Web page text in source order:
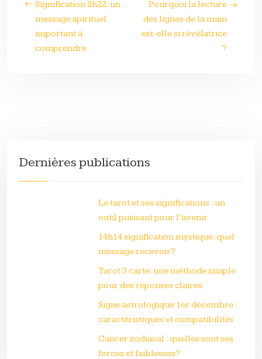
Signification 2h22: un
message spirituel
important à
comprendre
Pourquoi la lecture
des lignes de la main
est-elle si révélatrice
?
Dernières publications
Le tarot et ses significations : un
outil puissant pour l’avenir
14h14 signification mystique: quel
message recevoir?
Tarot 3 carte: une méthode simple
pour des réponses claires.
Signe astrologique 1er décembre :
caractéristiques et compatibilités
Cancer zodiacal : quelles sont ses
forces et faiblesses?